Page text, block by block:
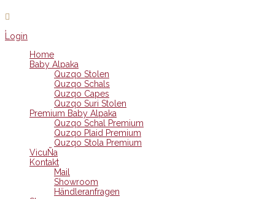
Login
Home
Baby Alpaka
Quzqo Stolen
Quzqo Schals
Quzqo Capes
Quzqo Suri Stolen
Premium Baby Alpaka
Quzqo Schal Premium
Quzqo Plaid Premium
Quzqo Stola Premium
VicuÑa
Kontakt
Mail
Showroom
Händleranfragen